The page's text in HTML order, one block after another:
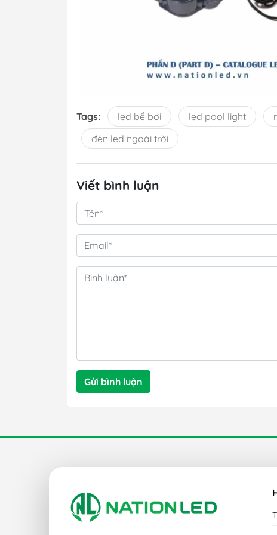
Tags: led bể bơi led pool light
đèn led ngoài trời
Viết bình luận
Gửi bình luận